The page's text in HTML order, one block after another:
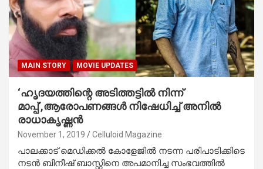
MAIN STORY MOVIE UPDATES
‘ഹൃദയത്തിന്റെ അടിത്തട്ടില്‍ നിന്ന്
മാപ്പ്’,ആരോപണങ്ങള്‍ നിഷേധിച്ച് അനില്‍
രാധാകൃഷ്ണന്‍
November 1, 2019 Celluloid Magazine
പാലക്കാട് മെഡിക്കല്‍ കോളേജില്‍ നടന്ന പരിപാടിക്കിടെ
നടന്‍ ബിനീഷ് ബാസ്റ്റിനെ അപമാനിച്ച സംഭവത്തില്‍